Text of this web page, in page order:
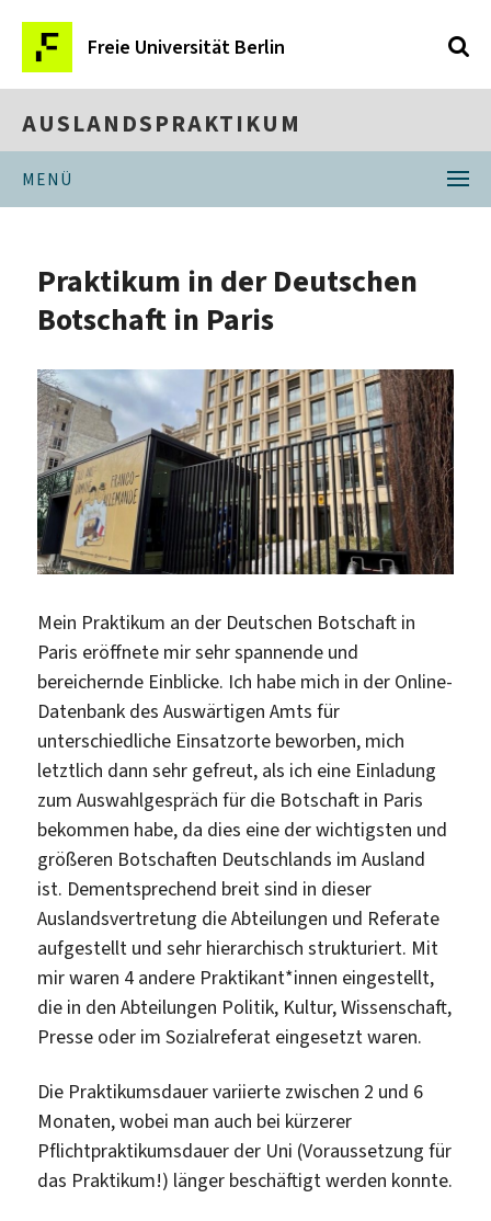
Freie Universität Berlin
AUSLANDSPRAKTIKUM
MENÜ
Praktikum in der Deutschen
Botschaft in Paris
Mein Praktikum an der Deutschen Botschaft in
Paris eröffnete mir sehr spannende und
bereichernde Einblicke. Ich habe mich in der Online-
Datenbank des Auswärtigen Amts für
unterschiedliche Einsatzorte beworben, mich
letztlich dann sehr gefreut, als ich eine Einladung
zum Auswahlgespräch für die Botschaft in Paris
bekommen habe, da dies eine der wichtigsten und
größeren Botschaften Deutschlands im Ausland
ist. Dementsprechend breit sind in dieser
Auslandsvertretung die Abteilungen und Referate
aufgestellt und sehr hierarchisch strukturiert. Mit
mir waren 4 andere Praktikant*innen eingestellt,
die in den Abteilungen Politik, Kultur, Wissenschaft,
Presse oder im Sozialreferat eingesetzt waren.
Die Praktikumsdauer variierte zwischen 2 und 6
Monaten, wobei man auch bei kürzerer
Pflichtpraktikumsdauer der Uni (Voraussetzung für
das Praktikum!) länger beschäftigt werden konnte.